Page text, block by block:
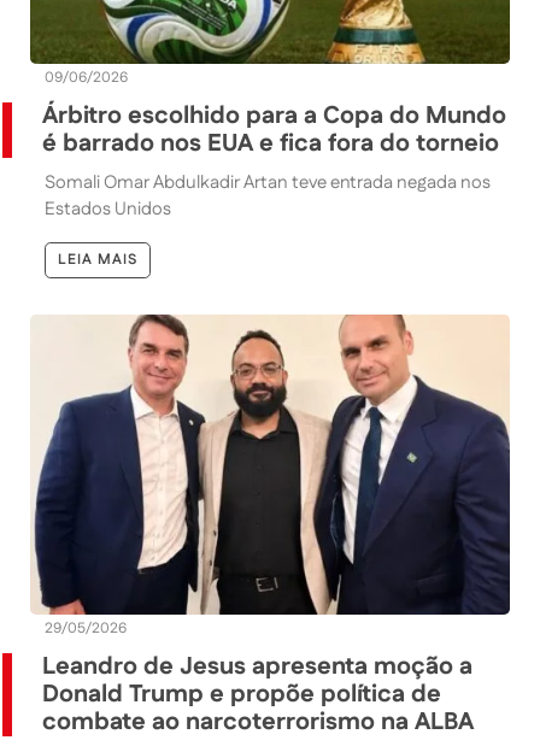
09/06/2026
Árbitro escolhido para a Copa do Mundo
é barrado nos EUA e fica fora do torneio
Somali Omar Abdulkadir Artan teve entrada negada nos
Estados Unidos
LEIA MAIS
29/05/2026
Leandro de Jesus apresenta moção a
Donald Trump e propõe política de
combate ao narcoterrorismo na ALBA